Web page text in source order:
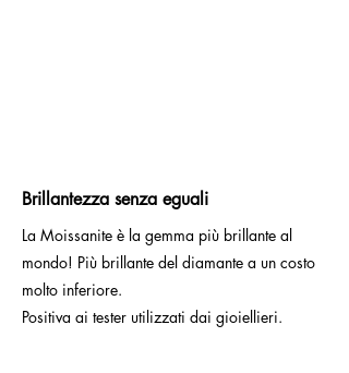
Brillantezza senza eguali
La Moissanite è la gemma più brillante al
mondo! Più brillante del diamante a un costo
molto inferiore.
Positiva ai tester utilizzati dai gioiellieri.